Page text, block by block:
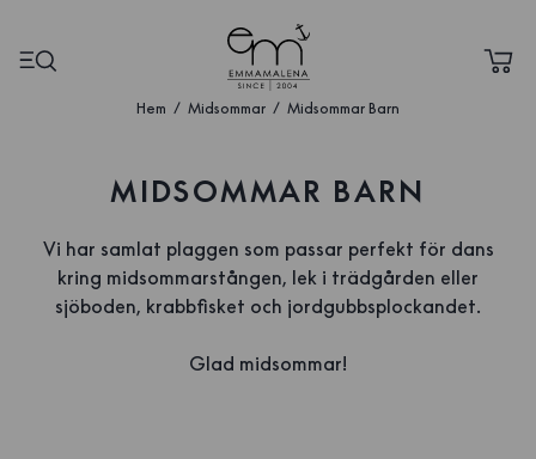
Hem Midsommar Midsommar Barn
MIDSOMMAR BARN
Vi har samlat plaggen som passar perfekt för dans
kring midsommarstången, lek i trädgården eller
sjöboden, krabbfisket och jordgubbsplockandet.
Glad midsommar!